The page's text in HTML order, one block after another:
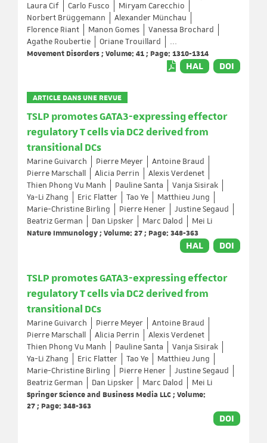
Laura Cif
Carlo Fusco
Miryam Carecchio
Norbert Brüggemann
Alexander Münchau
Florence Riant
Manon Gomes
Vanessa Brochard
Agathe Roubertie
Oriane Trouillard
...
Movement Disorders ; Volume: 41 ; Page: 1310-1314
HAL DOI
ARTICLE DANS UNE REVUE
TSLP promotes GATA3-expressing effector
regulatory T cells via DC2 derived from
transitional DCs
Marine Guivarch Pierre Meyer
Antoine Braud
Pierre Marschall
Alicia Perrin
Alexis Verdenet
Thien Phong Vu Manh
Pauline Santa
Vanja Sisirak
Ya-Li Zhang
Eric Flatter Tao Ye
Matthieu Jung
Marie-Christine Birling
Pierre Hener
Justine Segaud
Beatriz German
Dan Lipsker Marc Dalod
Mei Li
Nature Immunology ; Volume: 27 ; Page: 348-363
HAL DOI
TSLP promotes GATA3-expressing effector
regulatory T cells via DC2 derived from
transitional DCs
Marine Guivarch Pierre Meyer
Antoine Braud
Pierre Marschall
Alicia Perrin
Alexis Verdenet
Thien Phong Vu Manh
Pauline Santa
Vanja Sisirak
Ya-Li Zhang
Eric Flatter Tao Ye
Matthieu Jung
Marie-Christine Birling
Pierre Hener
Justine Segaud
Beatriz German
Dan Lipsker Marc Dalod
Mei Li
Springer Science and Business Media LLC ; Volume:
27 ; Page: 348-363
DOI